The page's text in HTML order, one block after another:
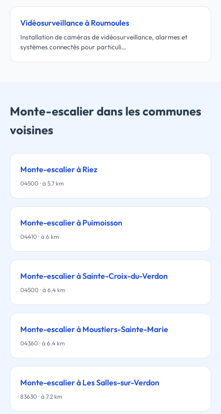
Vidéosurveillance à Roumoules
Installation de caméras de vidéosurveillance, alarmes et
systèmes connectés pour particuli…
Monte-escalier dans les communes
voisines
Monte-escalier à Riez
04500 · à 5.7 km
Monte-escalier à Puimoisson
04410 · à 6 km
Monte-escalier à Sainte-Croix-du-Verdon
04500 · à 6.4 km
Monte-escalier à Moustiers-Sainte-Marie
04360 · à 6.4 km
Monte-escalier à Les Salles-sur-Verdon
83630 · à 7.2 km